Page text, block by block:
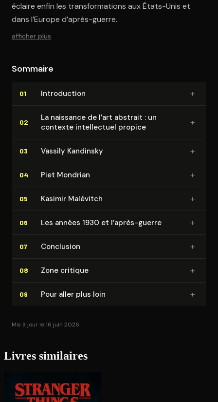
éclaire enfin les transformations aux États-Unis et
dans l’Europe d’après-guerre.
afficher plus
Sommaire
01 In­tro­duc­tion +
02
La naissance de l’art abstrait : un
contexte in­tel­lec­tuel propice
+
03 Vassily Kandinsky +
04 Piet Mondrian +
05 Kasimir Malévitch +
06 Les années 1930 et l’après-guerre +
07 Conclusion +
08 Zone critique +
09 Pour aller plus loin +
Mis à jour le 16 juin 2026
Livres similaires